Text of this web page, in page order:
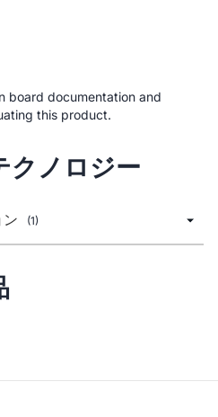
board documentation and
this product.
クノロジー
(1)